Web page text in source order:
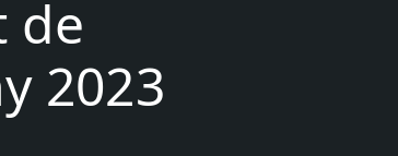
de
2023